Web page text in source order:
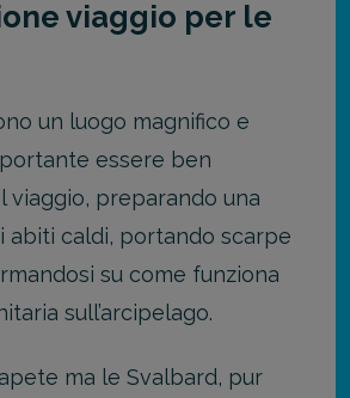
viaggio per le
un luogo magnifico e
essere ben
viaggio, preparando una
abiti caldi, portando scarpe
su come funziona
sull’arcipelago.
ma le Svalbard, pur